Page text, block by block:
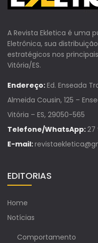
A Revista Ekletica é uma
Eletrônica, sua
estratégicos nos
Vitória/ES.
Endereço:Ed. Enseada
Almeida Cousin, 125 –
Vitória – ES, 29050-565
Telefone/WhatsApp:27
E-mail:
EDITORIAS
Home
Notícias
Comportamento